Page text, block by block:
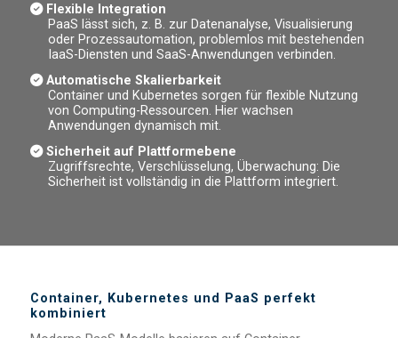
Flexible Integration
PaaS lässt sich, z. B. zur Datenanalyse, Visualisierung
oder Prozessautomation, problemlos mit bestehenden
IaaS-Diensten und SaaS-Anwendungen verbinden.
Automatische Skalierbarkeit
Container und Kubernetes sorgen für flexible Nutzung
von Computing-Ressourcen. Hier wachsen
Anwendungen dynamisch mit.
Sicherheit auf Plattformebene
Zugriffsrechte, Verschlüsselung, Überwachung: Die
Sicherheit ist vollständig in die Plattform integriert.
Container, Kubernetes und PaaS perfekt
kombiniert